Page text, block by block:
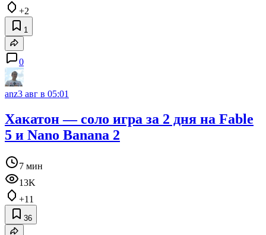
+2
1
0
anz3 авг в 05:01
Хакатон — соло игра за 2 дня на Fable
5 и Nano Banana 2
7 мин
13K
+11
36